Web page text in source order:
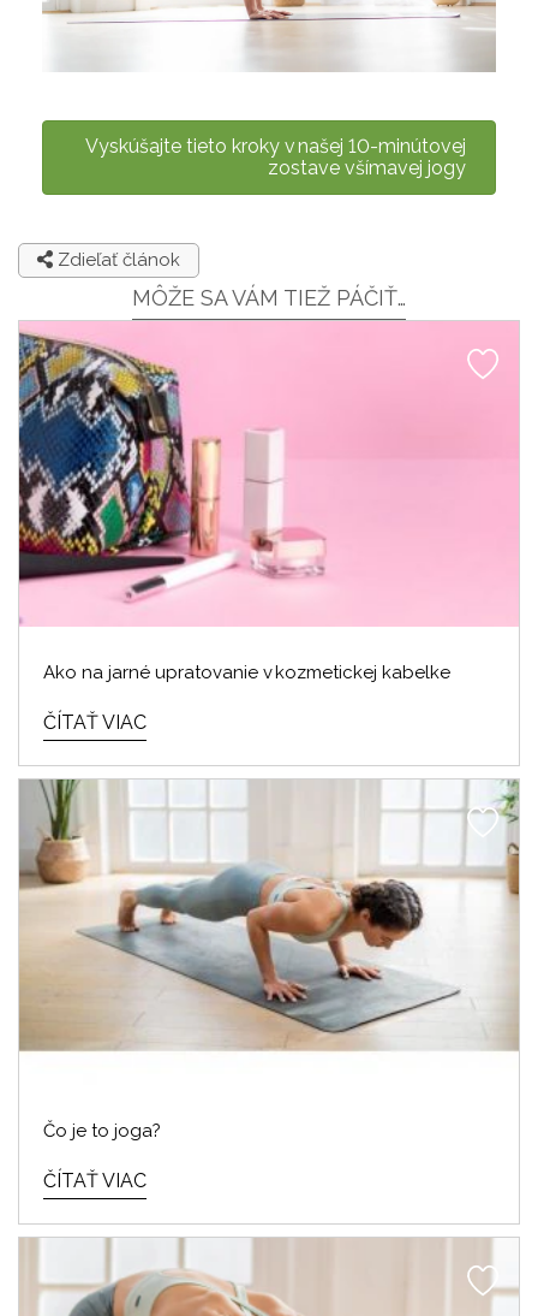
Vyskúšajte tieto kroky v našej 10-minútovej
zostave všímavej jogy
Zdieľať článok
MÔŽE SA VÁM TIEŽ PÁČIŤ…
Ako na jarné upratovanie v kozmetickej kabelke
ČÍTAŤ VIAC
Čo je to joga?
ČÍTAŤ VIAC